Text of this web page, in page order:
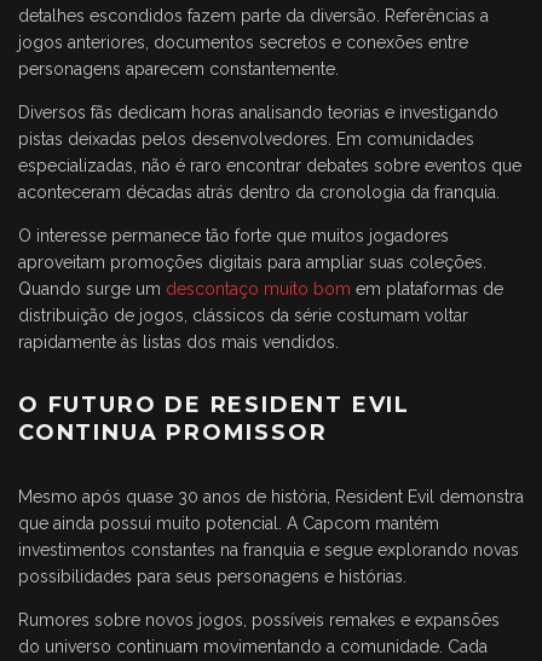
detalhes escondidos fazem parte da diversão. Referências a
jogos anteriores, documentos secretos e conexões entre
personagens aparecem constantemente.
Diversos fãs dedicam horas analisando teorias e investigando
pistas deixadas pelos desenvolvedores. Em comunidades
especializadas, não é raro encontrar debates sobre eventos que
aconteceram décadas atrás dentro da cronologia da franquia.
O interesse permanece tão forte que muitos jogadores
aproveitam promoções digitais para ampliar suas coleções.
Quando surge um descontaço muito bom em plataformas de
distribuição de jogos, clássicos da série costumam voltar
rapidamente às listas dos mais vendidos.
O FUTURO DE RESIDENT EVIL
CONTINUA PROMISSOR
Mesmo após quase 30 anos de história, Resident Evil demonstra
que ainda possui muito potencial. A Capcom mantém
investimentos constantes na franquia e segue explorando novas
possibilidades para seus personagens e histórias.
Rumores sobre novos jogos, possíveis remakes e expansões
do universo continuam movimentando a comunidade. Cada